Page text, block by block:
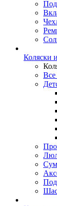
Коляски
Все